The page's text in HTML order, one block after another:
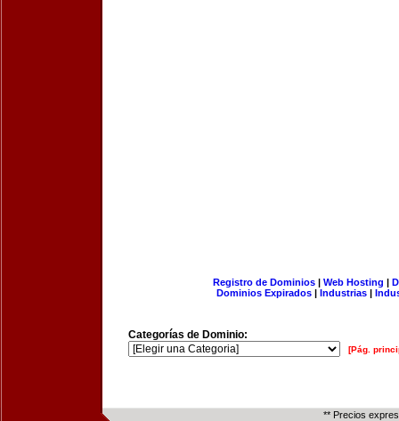
Registro de Dominios| Web Hosting |
Dominios Expirados | Industrias |
Categorías de Dominio:
[Pág.
** Precios